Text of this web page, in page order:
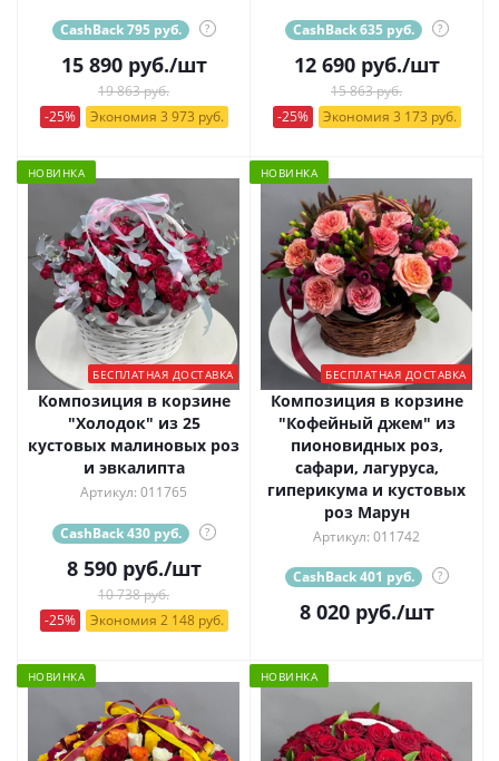
CashBack 795 руб. ?
15 890руб./шт
19 863 руб.
-25%
Экономия 3 973 руб.
CashBack 635 руб. ?
12 690руб./шт
15 863 руб.
-25%
Экономия 3 173 руб.
НОВИНКА
БЕСПЛАТНАЯ ДОСТАВКА
Композиция в корзине
"Холодок" из 25
кустовых малиновых роз
и эвкалипта
Артикул: 011765
CashBack 430 руб. ?
8 590руб./шт
10 738 руб.
-25%
Экономия 2 148 руб.
НОВИНКА
БЕСПЛАТНАЯ ДОСТАВКА
Композиция в корзине
"Кофейный джем" из
пионовидных роз,
сафари, лагуруса,
гиперикума и кустовых
роз Марун
Артикул: 011742
CashBack 401 руб. ?
8 020руб./шт
НОВИНКА НОВИНКА